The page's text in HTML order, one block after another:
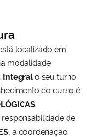
localizado em
modalidade
Integralo seu turno
do curso é
.
de
, a coordenação